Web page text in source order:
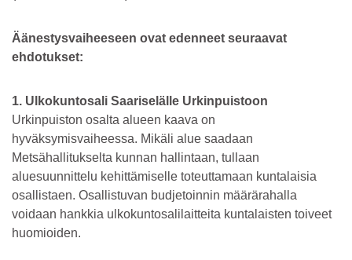
Äänestysvaiheeseen ovat edenneet seuraavat
ehdotukset:
1. Ulkokuntosali Saariselälle Urkinpuistoon
Urkinpuiston osalta alueen kaava on
hyväksymisvaiheessa. Mikäli alue saadaan
Metsähallitukselta kunnan hallintaan, tullaan
aluesuunnittelu kehittämiselle toteuttamaan kuntalaisia
osallistaen. Osallistuvan budjetoinnin määrärahalla
voidaan hankkia ulkokuntosalilaitteita kuntalaisten toiveet
huomioiden.